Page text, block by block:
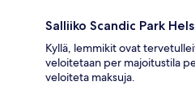
Salliiko Scandic Park
Kyllä, lemmikit ovat
veloitetaan per majoitustila
veloiteta maksuja.